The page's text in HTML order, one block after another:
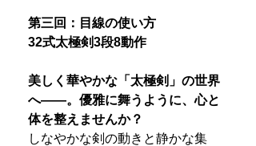
第三回：目線の使い方
32式太極剣3段8動作
美しく華やかな「太極剣」の世界
へ――。優雅に舞うように、心と
体を整えませんか？
しなやかな剣の動きと静かな集